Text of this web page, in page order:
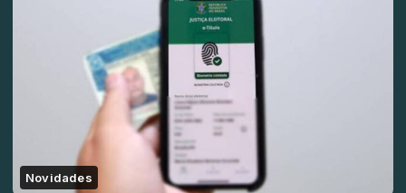
Novidades